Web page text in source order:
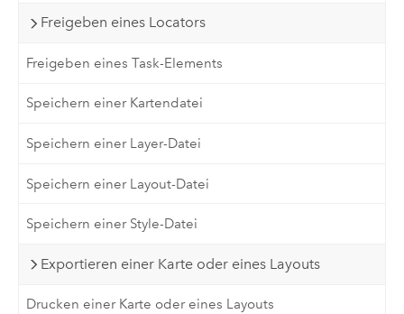
Freigeben eines Locators
Freigeben eines Task-Elements
Speichern einer Kartendatei
Speichern einer Layer-Datei
Speichern einer Layout-Datei
Speichern einer Style-Datei
Exportieren einer Karte oder eines Layouts
Drucken einer Karte oder eines Layouts